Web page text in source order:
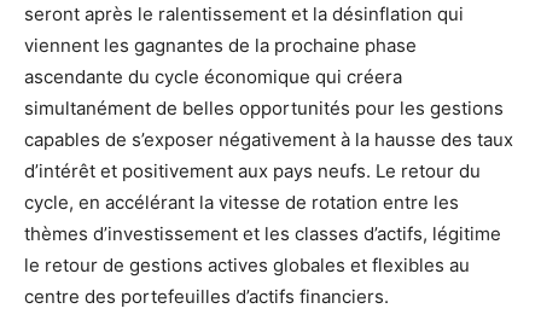
seront après le ralentissement et la désinflation qui
viennent les gagnantes de la prochaine phase
ascendante du cycle économique qui créera
simultanément de belles opportunités pour les gestions
capables de s’exposer négativement à la hausse des taux
d’intérêt et positivement aux pays neufs. Le retour du
cycle, en accélérant la vitesse de rotation entre les
thèmes d’investissement et les classes d’actifs, légitime
le retour de gestions actives globales et flexibles au
centre des portefeuilles d’actifs financiers.